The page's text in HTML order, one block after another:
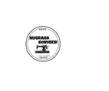
konten